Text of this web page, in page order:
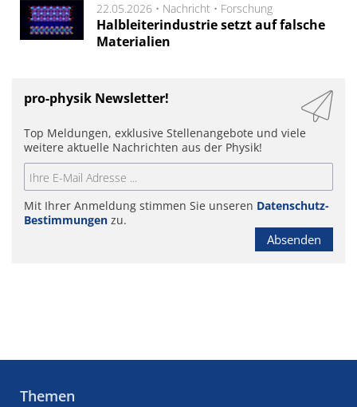
22.05.2026 • Nachricht • Forschung
Halbleiterindustrie setzt auf falsche
Materialien
pro-physik Newsletter!
Top Meldungen, exklusive Stellenangebote und viele
weitere aktuelle Nachrichten aus der Physik!
Mit Ihrer Anmeldung stimmen Sie unseren Datenschutz-
Bestimmungen zu.
Absenden
Themen